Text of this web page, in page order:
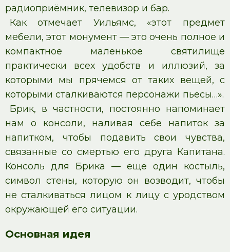
радиоприёмник, телевизор и бар.
Как отмечает Уильямс, «этот предмет
мебели, этот монумент — это очень полное и
компактное маленькое святилище
практически всех удобств и иллюзий, за
которыми мы прячемся от таких вещей, с
которыми сталкиваются персонажи пьесы…».
Брик, в частности, постоянно напоминает
нам о консоли, наливая себе напиток за
напитком, чтобы подавить свои чувства,
связанные со смертью его друга Капитана.
Консоль для Брика — ещё один костыль,
символ стены, которую он возводит, чтобы
не сталкиваться лицом к лицу с уродством
окружающей его ситуации.
Основная идея